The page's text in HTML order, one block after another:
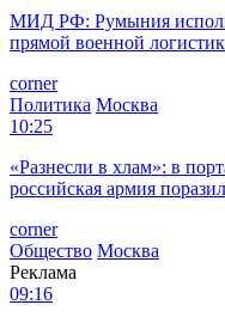
МИД РФ: Румыния
прямой военной
corner
Политика Москва
10:25
«Разнесли в хлам»: в
российская армия
corner
Общество Москва
Реклама
09:16